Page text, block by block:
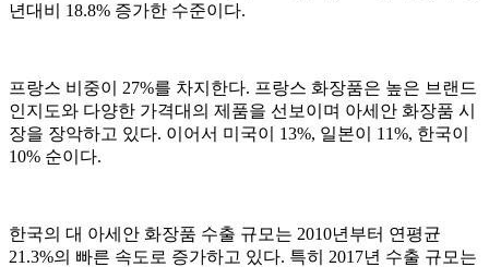
년대비 18.8% 증가한 수준이다.
프랑스 비중이 27%를 차지한다. 프랑스 화장품은 높은 브랜드
인지도와 다양한 가격대의 제품을 선보이며 아세안 화장품 시
장을 장악하고 있다. 이어서 미국이 13%, 일본이 11%, 한국이
10% 순이다.
한국의 대 아세안 화장품 수출 규모는 2010년부터 연평균
21.3%의 빠른 속도로 증가하고 있다. 특히 2017년 수출 규모는